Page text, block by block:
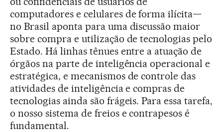
computadores e celulares de forma ilícita—
no Brasil aponta para uma discussão maior
sobre compra e utilização de tecnologias pelo
Estado. Há linhas tênues entre a atuação de
órgãos na parte de inteligência operacional e
estratégica, e mecanismos de controle das
atividades de inteligência e compras de
tecnologias ainda são frágeis. Para essa tarefa,
o nosso sistema de freios e contrapesos é
fundamental.